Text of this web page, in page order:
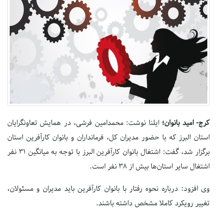
کرج- امید بانوان؛ ایلنا نوشت: محمدامین فرشی، در همایش تعاونگرایان
استان البرز که با حضور مدیران کل، فرمانداران و بانوان کارآفرین استان
برگزار شد، گفت: اشتغال بانوان کارآفرین البرز با توجه به میانگین 31 نفر
اشتغال سایر استان‌ها بیش از 38 نفر است.
وی افزود: درباره نحوه رفتار با بانوان کارآفرین باید مدیران و مسئولان،
تغییر رویکرد کاملا مشخص داشته باشند.